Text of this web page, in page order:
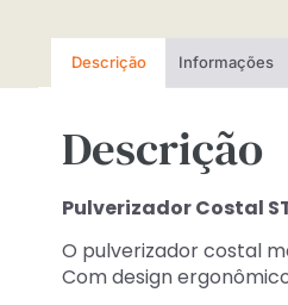
Descrição Informações
Descrição
Pulverizador Costal
O pulverizador costal
Com design